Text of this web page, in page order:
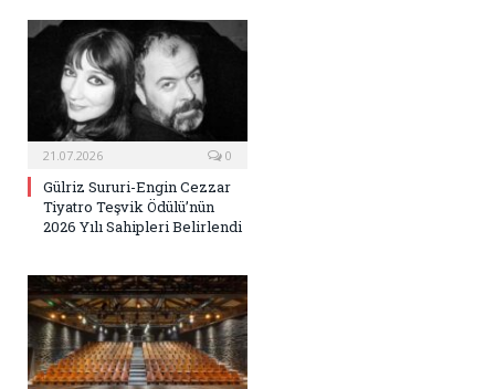
21.07.2026 0
Gülriz Sururi-Engin Cezzar
Tiyatro Teşvik Ödülü’nün
2026 Yılı Sahipleri Belirlendi